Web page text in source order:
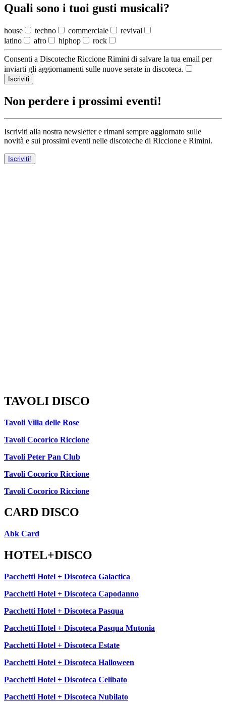
Quali sono i tuoi gusti musicali?
house techno commerciale
revival
latino
afro hiphop rock
Consenti a Discoteche Riccione Rimini di salvare la tua email per
inviarti gli aggiornamenti sulle nuove serate in discoteca.
Iscriviti
Non perdere i prossimi eventi!
Iscriviti alla nostra newsletter e rimani sempre aggiornato sulle
novità e sui prossimi eventi nelle discoteche di Riccione e Rimini.
Iscriviti!
TAVOLI DISCO
Tavoli Villa delle Rose
Tavoli Cocorico Riccione
Tavoli Peter Pan Club
Tavoli Cocorico Riccione
Tavoli Cocorico Riccione
CARD DISCO
Abk Card
HOTEL+DISCO
Pacchetti Hotel + Discoteca Galactica
Pacchetti Hotel + Discoteca Capodanno
Pacchetti Hotel + Discoteca Pasqua
Pacchetti Hotel + Discoteca Pasqua Mutonia
Pacchetti Hotel + Discoteca Estate
Pacchetti Hotel + Discoteca Halloween
Pacchetti Hotel + Discoteca Celibato
Pacchetti Hotel + Discoteca Nubilato